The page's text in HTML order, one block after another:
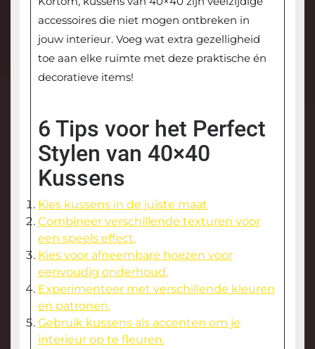
accessoires die niet mogen ontbreken in
jouw interieur. Voeg wat extra gezelligheid
toe aan elke ruimte met deze praktische én
decoratieve items!
6 Tips voor het Perfect
Stylen van 40×40
Kussens
Kies kussens in de juiste maat
Combineer verschillende texturen voor
een speels effect.
Kies voor afneembare hoezen voor
eenvoudig onderhoud.
Experimenteer met verschillende kleuren
en patronen.
Gebruik kussens als accenten om je
interieur op te fleuren.